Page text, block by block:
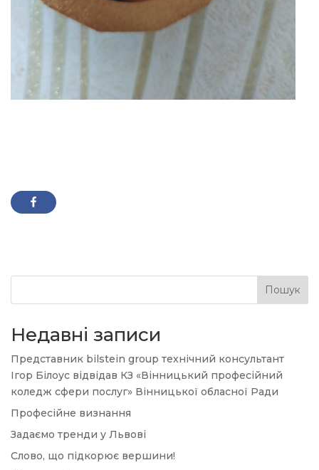
Пошук
Недавні записи
Представник bilstein group технічний консультант
Ігор Білоус відвідав КЗ «Вінницький професійний
коледж сфери послуг» Вінницької обласної Ради
Професійне визнання
Задаємо тренди у Львові
Слово, що підкорює вершини!